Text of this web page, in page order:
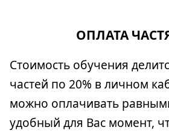
ОПЛАТА
Стоимость обучения
частей по 20% в личном
можно оплачивать
удобный для Вас момент,